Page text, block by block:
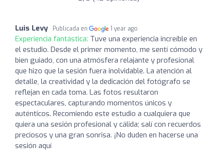
Luis Levy Publicada en 1 year ago
Experiencia fantástica: Tuve una experiencia increíble en
el estudio. Desde el primer momento, me sentí cómodo y
bien guiado, con una atmósfera relajante y profesional
que hizo que la sesión fuera inolvidable. La atención al
detalle, la creatividad y la dedicación del fotógrafo se
reflejan en cada toma. Las fotos resultaron
espectaculares, capturando momentos únicos y
auténticos. Recomiendo este estudio a cualquiera que
quiera una sesión profesional y cálida; salí con recuerdos
preciosos y una gran sonrisa. ¡No duden en hacerse una
sesión aquí